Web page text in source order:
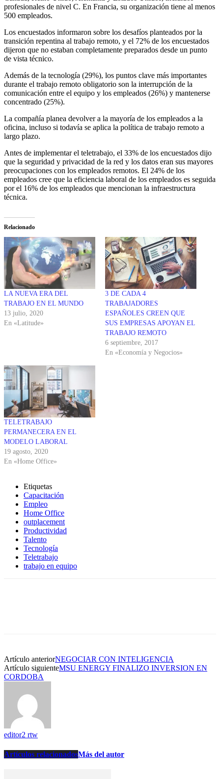
profesionales de nivel C. En Francia, su organización tiene al menos
500 empleados.
Los encuestados informaron sobre los desafíos planteados por la
transición repentina al trabajo remoto, y el 72% de los encuestados
dijeron que no estaban completamente preparados desde un punto
de vista técnico.
Además de la tecnología (29%), los puntos clave más importantes
durante el trabajo remoto obligatorio son la interrupción de la
comunicación entre el equipo y los empleados (26%) y mantenerse
concentrado (25%).
La compañía planea devolver a la mayoría de los empleados a la
oficina, incluso si todavía se aplica la política de trabajo remoto a
largo plazo.
Antes de implementar el teletrabajo, el 33% de los encuestados dijo
que la seguridad y privacidad de la red y los datos eran sus mayores
preocupaciones con los empleados remotos. El 24% de los
empleados cree que la eficiencia laboral de los empleados es seguida
por el 16% de los empleados que mencionan la infraestructura
técnica.
Relacionado
LA NUEVA ERA DEL
TRABAJO EN EL MUNDO
13 julio, 2020
En «Latitude»
3 DE CADA 4
TRABAJADORES
ESPAÑOLES CREEN QUE
SUS EMPRESAS APOYAN EL
TRABAJO REMOTO
6 septiembre, 2017
En «Economía y Negocios»
TELETRABAJO
PERMANECERA EN EL
MODELO LABORAL
19 agosto, 2020
En «Home Office»
Etiquetas
Capacitación
Empleo
Home Office
outplacement
Productividad
Talento
Tecnología
Teletrabajo
trabajo en equipo
Artículo anteriorNEGOCIAR CON INTELIGENCIA
Artículo siguienteMSU ENERGY FINALIZO INVERSION EN
CORDOBA
editor2 rtw
Artículos relacionadosMás del autor